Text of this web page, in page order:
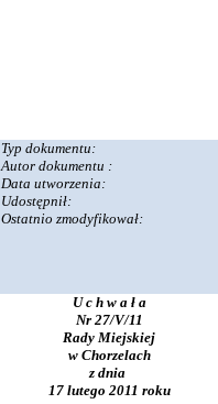
Typ dokumentu:
Autor dokumentu :
Data utworzenia:
Udostępnił:
Ostatnio zmodyfikował:
U c h w a ł a
Nr 27/V/11
Rady Miejskiej
w Chorzelach
z dnia
17 lutego 2011 roku